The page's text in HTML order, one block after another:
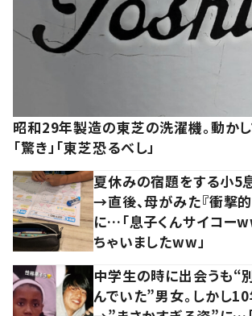
昭和29年製造の東芝の洗濯機。動か
「驚き」「東芝恐るべし」
夏休みの宿題をする小5
→直後、母がみた『衝撃的
に…「息子くんサイコー
ちゃいましたww」
中学生の時に出会うも“
んでいた”男女。しかし